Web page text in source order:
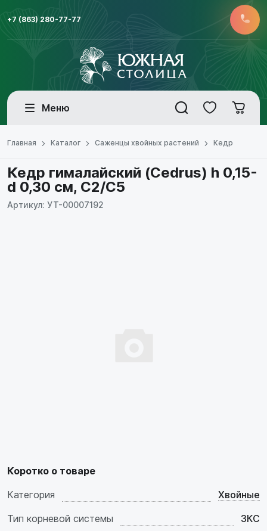
+7 (863) 280-77-77
Меню
Главная Каталог Саженцы хвойных растений Кедр
Кедр гималайский (Cedrus) h 0,15-
d 0,30 см, С2/С5
Артикул: УТ-00007192
Коротко о товаре
Категория
Хвойные
Тип корневой системы
ЗКС